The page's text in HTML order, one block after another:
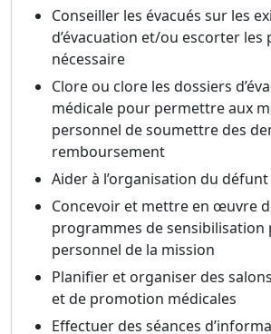
Conseiller les évacués sur les
d’évacuation et/ou escorter les
nécessaire
Clore ou clore les dossiers
médicale pour permettre aux
personnel de soumettre des
remboursement
Aider à l’organisation du défunt
Concevoir et mettre en œuvre
programmes de sensibilisation
personnel de la mission
Planifier et organiser des
et de promotion médicales
Effectuer des séances